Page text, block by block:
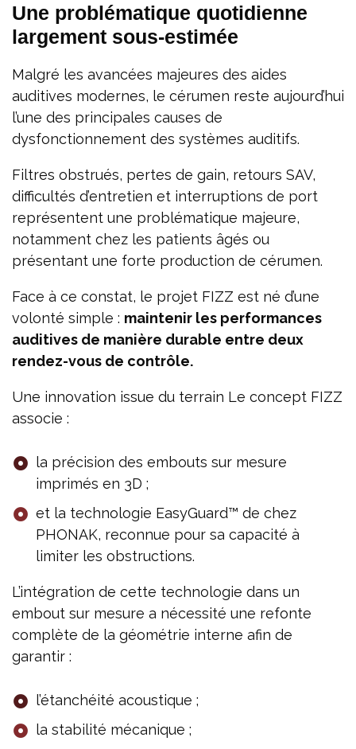
Une problématique quotidienne
largement sous-estimée
Malgré les avancées majeures des aides
auditives modernes, le cérumen reste aujourd’hui
l’une des principales causes de
dysfonctionnement des systèmes auditifs.
Filtres obstrués, pertes de gain, retours SAV,
difficultés d’entretien et interruptions de port
représentent une problématique majeure,
notamment chez les patients âgés ou
présentant une forte production de cérumen.
Face à ce constat, le projet FIZZ est né d’une
volonté simple : maintenir les performances
auditives de manière durable entre deux
rendez-vous de contrôle.
Une innovation issue du terrain Le concept FIZZ
associe :
la précision des embouts sur mesure
imprimés en 3D ;
et la technologie EasyGuard™ de chez
PHONAK, reconnue pour sa capacité à
limiter les obstructions.
L’intégration de cette technologie dans un
embout sur mesure a nécessité une refonte
complète de la géométrie interne afin de
garantir :
l’étanchéité acoustique ;
la stabilité mécanique ;